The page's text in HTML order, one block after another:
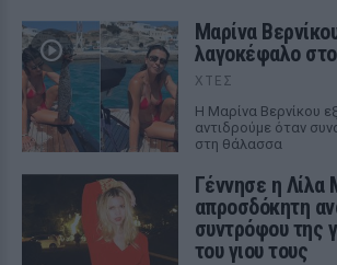
Μαρίνα
λαγοκέφαλο
ΧΤΕΣ
Η Μαρίνα Βερνίκου
αντιδρούμε όταν
στη θάλασσα
Γέννησε η
απροσδόκητη
συντρόφου της
του γιου τους